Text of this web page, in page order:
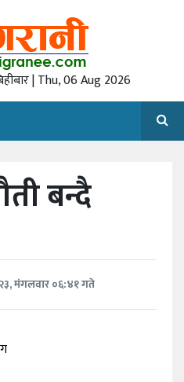
| Thu, 06 Aug 2026
बन्दै
मंगलवार ०६:४१ गते